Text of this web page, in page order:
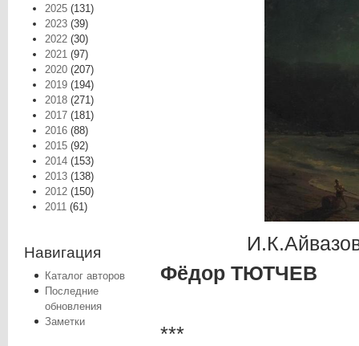
2025 (131)
2023 (39)
2022 (30)
2021 (97)
2020 (207)
2019 (194)
2018 (271)
2017 (181)
2016 (88)
2015 (92)
2014 (153)
2013 (138)
2012 (150)
2011 (61)
Навигация
Каталог авторов
Последние
обновления
Заметки
Фёдор ТЮТЧЕВ
***